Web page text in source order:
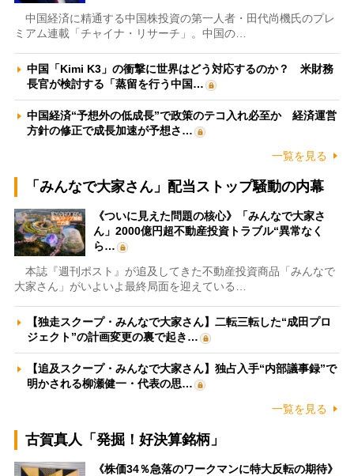
中国経済に精通する中国株投資の第一人者・田代尚機氏のプレ
ミアム連載「チャイナ・リサーチ」。中国の…
中国「Kimi K3」の衝撃に世界はどう対応するのか？ 米財務
長官が検討する「蒸留を行う中国…
中国経済“予想外の低成長”で政策のテコ入れ必至か 経済運営
方針の修正で成長加速が予想さ…
一覧を見る
「みんなで大家さん」配当ストップ騒動の内幕
《ついに見えた問題の核心》「みんなで大家さ
ん」2000億円超不動産投資トラブル“異常なく
ら…
本誌『週刊ポスト』が追及してきた不動産投資商品「みんなで
大家さん」がいよいよ最終局面を迎えている…
【独走スクープ・みんなで大家さん】二転三転した“成田プロ
ジェクト”の計画変更の裏で起き…
【追及スクープ・みんなで大家さん】独占入手“内部議事録”で
明かされる柳瀬健一・代表の思…
一覧を見る
古賀真人「発掘！好決算銘柄」
《株価34％急落のワークマンに特大反転の期待》